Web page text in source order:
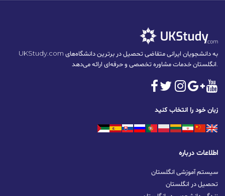
UKStudy.com به دانشجویان ایرانی متقاضی تحصیل در برترین دانشگاه‌های
زبان خود را انتخاب کنید
اطلاعات درباره
سیستم آموزشی انگلستان
تحصیل در انگلستان